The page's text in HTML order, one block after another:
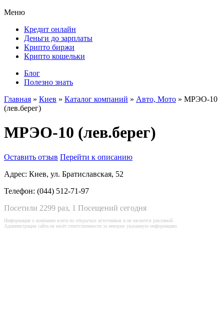
Меню
Кредит онлайн
Деньги до зарплаты
Крипто биржи
Крипто кошельки
Блог
Полезно знать
Главная » Киев » Каталог компаний » Авто, Мото » МРЭО-10
(лев.берег)
МРЭО-10 (лев.берег)
Оставить отзыв Перейти к описанию
Адрес: Киев, ул. Братиславская, 52
Телефон: (044) 512-71-97
Посетили 2299 раз, 1 Посещений сегодня
Информация о компании взята из открытых источников и не является рекламой.
Администрация сайта не несёт ответственности за неверно указанную информацию.